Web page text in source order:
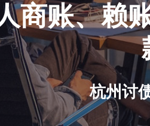
商账、赖
杭州讨